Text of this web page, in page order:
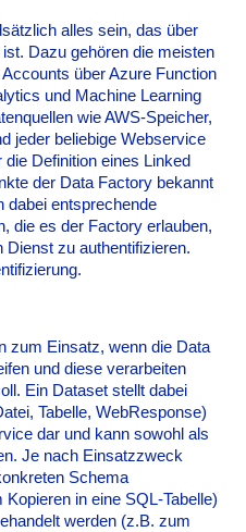
alles sein, das über
Dazu gehören die meisten
über Azure Function
und Machine Learning
wie AWS-Speicher,
jeder beliebige Webservice
Definition eines Linked
der Data Factory bekannt
dabei entsprechende
die es der Factory erlauben,
Dienst zu authentifizieren.
zum Einsatz, wenn die Data
und diese verarbeiten
Ein Dataset stellt dabei
Tabelle, WebResponse)
dar und kann sowohl als
Je nach Einsatzzweck
Schema
in eine SQL-Tabelle)
werden (z.B. zum